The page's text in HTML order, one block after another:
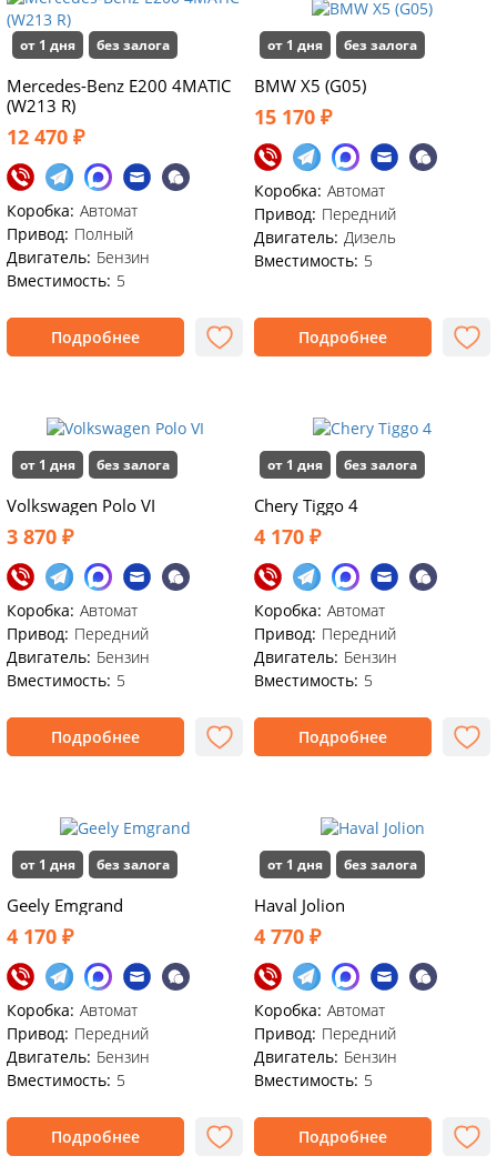
от 1 дня без залога
Mercedes-Benz E200 4MATIC
(W213 R)
12 470 ₽
Коробка: Автомат
Привод: Полный
Двигатель: Бензин
Вместимость: 5
Подробнее
от 1 дня без залога
BMW X5 (G05)
15 170 ₽
Коробка: Автомат
Привод: Передний
Двигатель: Дизель
Вместимость: 5
Подробнее
от 1 дня без залога
Volkswagen Polo VI
3 870 ₽
Коробка: Автомат
Привод: Передний
Двигатель: Бензин
Вместимость: 5
Подробнее
от 1 дня без залога
Chery Tiggo 4
4 170 ₽
Коробка: Автомат
Привод: Передний
Двигатель: Бензин
Вместимость: 5
Подробнее
от 1 дня без залога
Geely Emgrand
4 170 ₽
Коробка: Автомат
Привод: Передний
Двигатель: Бензин
Вместимость: 5
Подробнее
от 1 дня без залога
Haval Jolion
4 770 ₽
Коробка: Автомат
Привод: Передний
Двигатель: Бензин
Вместимость: 5
Подробнее